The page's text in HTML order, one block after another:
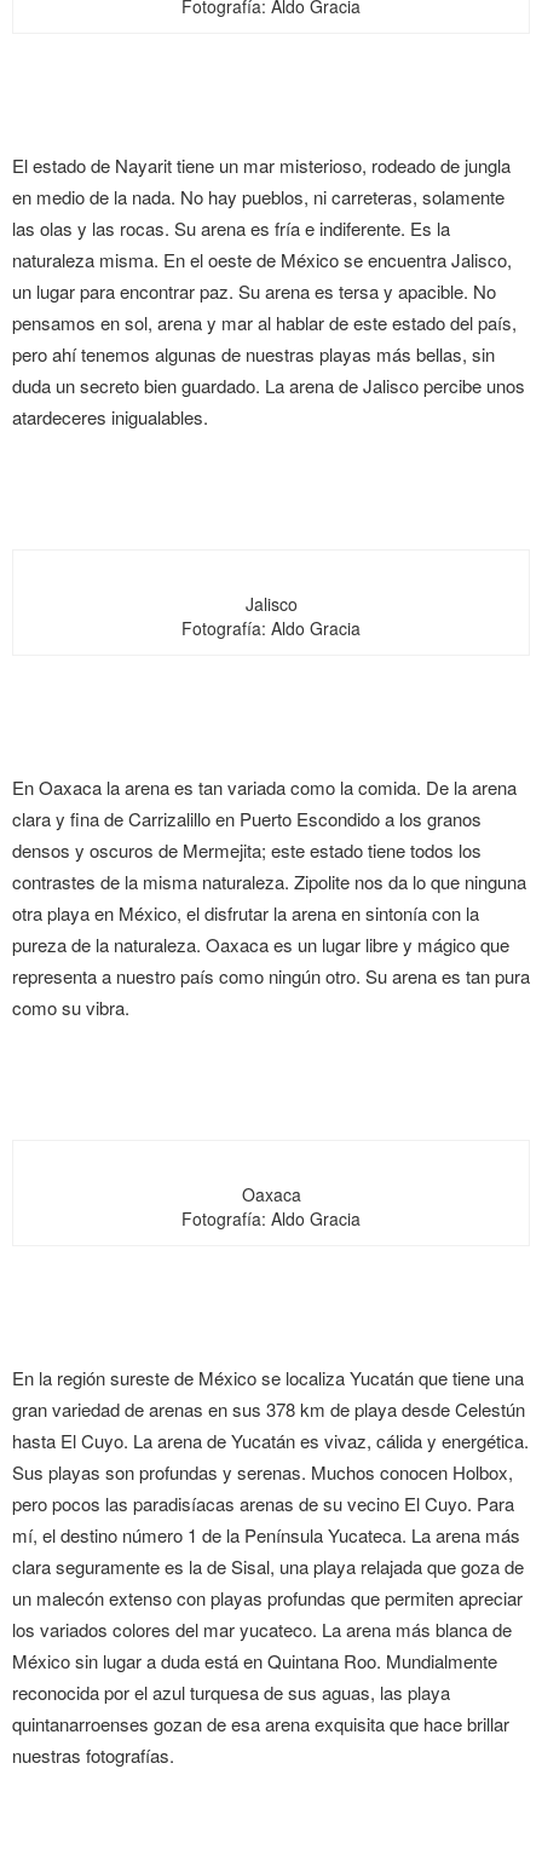
Fotografía: Aldo Gracia
El estado de Nayarit tiene un mar misterioso, rodeado de jungla
en medio de la nada. No hay pueblos, ni carreteras, solamente
las olas y las rocas. Su arena es fría e indiferente. Es la
naturaleza misma. En el oeste de México se encuentra Jalisco,
un lugar para encontrar paz. Su arena es tersa y apacible. No
pensamos en sol, arena y mar al hablar de este estado del país,
pero ahí tenemos algunas de nuestras playas más bellas, sin
duda un secreto bien guardado. La arena de Jalisco percibe unos
atardeceres inigualables.
Jalisco
Fotografía: Aldo Gracia
En Oaxaca la arena es tan variada como la comida. De la arena
clara y fina de Carrizalillo en Puerto Escondido a los granos
densos y oscuros de Mermejita; este estado tiene todos los
contrastes de la misma naturaleza. Zipolite nos da lo que ninguna
otra playa en México, el disfrutar la arena en sintonía con la
pureza de la naturaleza. Oaxaca es un lugar libre y mágico que
representa a nuestro país como ningún otro. Su arena es tan pura
como su vibra.
Oaxaca
Fotografía: Aldo Gracia
En la región sureste de México se localiza Yucatán que tiene una
gran variedad de arenas en sus 378 km de playa desde Celestún
hasta El Cuyo. La arena de Yucatán es vivaz, cálida y energética.
Sus playas son profundas y serenas. Muchos conocen Holbox,
pero pocos las paradisíacas arenas de su vecino El Cuyo. Para
mí, el destino número 1 de la Península Yucateca. La arena más
clara seguramente es la de Sisal, una playa relajada que goza de
un malecón extenso con playas profundas que permiten apreciar
los variados colores del mar yucateco. La arena más blanca de
México sin lugar a duda está en Quintana Roo. Mundialmente
reconocida por el azul turquesa de sus aguas, las playa
quintanarroenses gozan de esa arena exquisita que hace brillar
nuestras fotografías.